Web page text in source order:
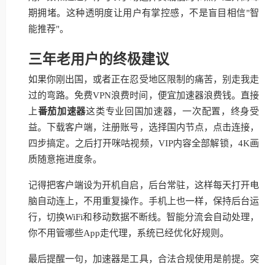
期拥堵。这种透明度让用户有掌控感，不是盲目相信"智
能推荐"。
三年老用户的终极建议
如果你刚出国，或者正在忍受地区限制的痛苦，别走我走
过的弯路。免费VPN浪费时间，便宜加速器浪费钱。直接
上番茄加速器这类专业回国加速器，一次配置，终身受
益。下载客户端，注册账号，选择国内节点，点击连接，
四步搞定。之后打开咪咕视频，VIP内容全部解锁，4K画
质随意拖进度条。
记得把客户端设为开机自启，后台常驻，这样每天打开电
脑自动连上，不用重复操作。手机上也一样，保持后台运
行，切换WiFi和移动数据不断线。智能分流会自动处理，
你不用管哪些App走代理，系统已经优化好规则。
最后提醒一句，加速器是工具，合法合规使用是前提。突